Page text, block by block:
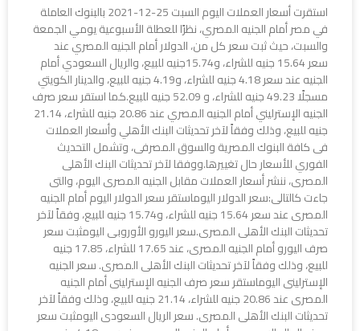
استقرت أسعار العملات اليوم السبت 25-12-2021 بالبنوك العاملة
في مصر أمام الجنيه المصري، نظرًا للعطلة الأسبوعية يومي الجمعة
والسبت، حيث ثبت سعر كل من، الدولار أمام الجنيه المصري عند
سعر 15.64 جنيه للشراء، و15.74جنيه للبيع، والريال السعودي أمام
الجنيه عند سعر 4.18 جنيه للشراء، و4.19 جنيه للبيع، والدينار الكويتي
مسجلًا 49.23 جنيه للشراء، و 52.09 جنيه للبيع.كما استقر سعر صرف
الجنيه الإسترليني أمام الجنيه المصري عند 20.86 جنيه للشراء، 21.14
جنيه للبيع، وذلك وفقاً لآخر تحديثات البنك الأهلي وأسعار العملات
فى كافة البنوك المصرية والسوق المصرفى، وتشمل التحديث
الفوري للأسعار حال تغييرها.ووفقا لآخر تحديثات البنك الأهلى
المصرى، ننشر أسعار العملات مقابل الجنيه المصرى اليوم، والتى
جاءت كالتالى:سعر الدولار اليوماستقر سعر الدولار اليوم أمام الجنيه
المصرى عند سعر 15.64 جنيه للشراء، و15.74 جنيه للبيع، وفقاً لآخر
تحديثات البنك الأهلى المصرى.سعر اليورو الأوروبى اليومثبت سعر
صرف اليورو أمام الجنيه المصرى، عند 17.65 للشراء، 17.85 جنيه
للبيع، وذلك وفقاً لآخر تحديثات البنك الأهلى المصرى. سعر الجنيه
الإسترلينى اليوماستقر سعر صرف الجنيه الإسترلينى أمام الجنيه
المصرى عند 20.86 جنيه للشراء، 21.14 جنيه للبيع، وذلك وفقاً لآخر
تحديثات البنك الأهلى المصرى. سعر الريال السعودى اليومثبت سعر